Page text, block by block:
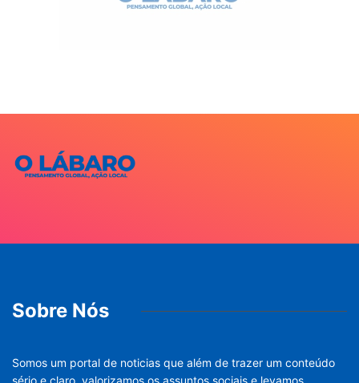
Sobre Nós
Somos um portal de noticias que além de trazer um conteúdo